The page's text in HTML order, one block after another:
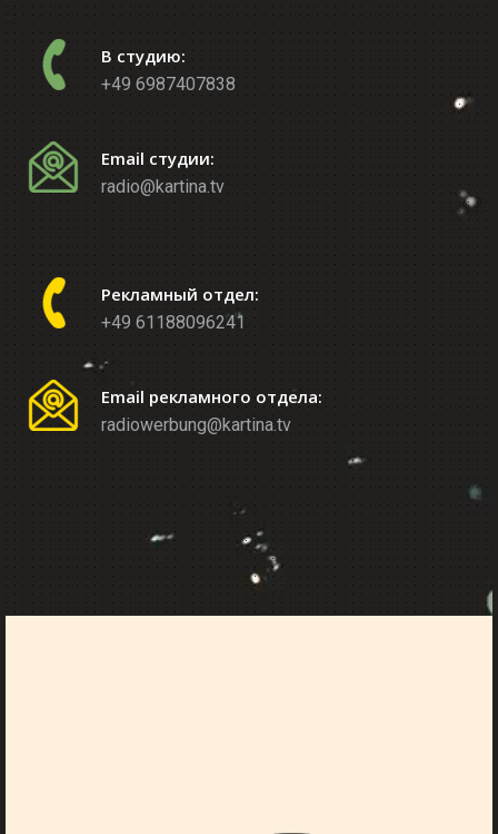
В студию:
+49 6987407838
Email студии:
radio@kartina.tv
Рекламный отдел:
+49 61188096241
Email рекламного отдела:
radiowerbung@kartina.tv